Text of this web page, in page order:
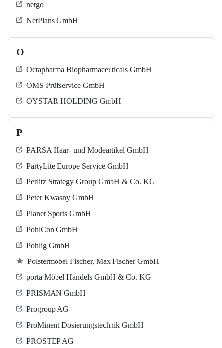
netgo
NetPlans GmbH
O
Octapharma Biopharmaceuticals GmbH
OMS Prüfservice GmbH
OYSTAR HOLDING GmbH
P
PARSA Haar- und Modeartikel GmbH
PartyLite Europe Service GmbH
Perlitz Strategy Group GmbH & Co. KG
Peter Kwasny GmbH
Planet Sports GmbH
PohlCon GmbH
Pohlig GmbH
Polstermöbel Fischer, Max Fischer GmbH
porta Möbel Handels GmbH & Co. KG
PRISMAN GmbH
Progroup AG
ProMinent Dosierungstechnik GmbH
PROSTEP AG